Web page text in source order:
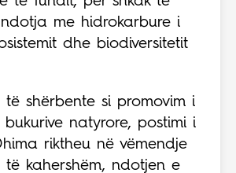
me hidrokarbure i
dhe biodiversitetit
shërbente si promovim i
natyrore, postimi i
riktheu në vëmendje
të kahershëm, ndotjen e